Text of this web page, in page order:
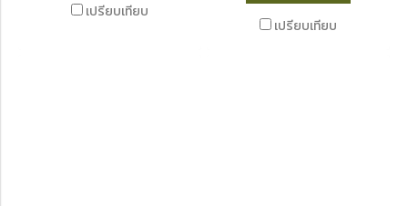
เปรียบเทียบ
เปรียบเทียบ